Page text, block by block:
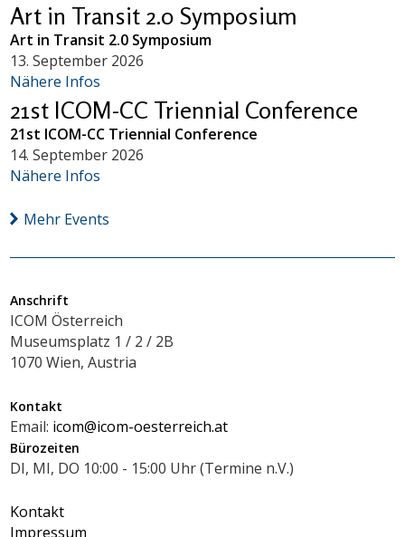
Art in Transit 2.0 Symposium
Art in Transit 2.0 Symposium
13. September 2026
Nähere Infos
21st ICOM-CC Triennial Conference
21st ICOM-CC Triennial Conference
14. September 2026
Nähere Infos
Mehr Events
Anschrift
ICOM Österreich
Museumsplatz 1 / 2 / 2B
1070 Wien, Austria
Kontakt
Email: icom@icom-oesterreich.at
Bürozeiten
DI, MI, DO 10:00 - 15:00 Uhr (Termine n.V.)
Kontakt
Impressum